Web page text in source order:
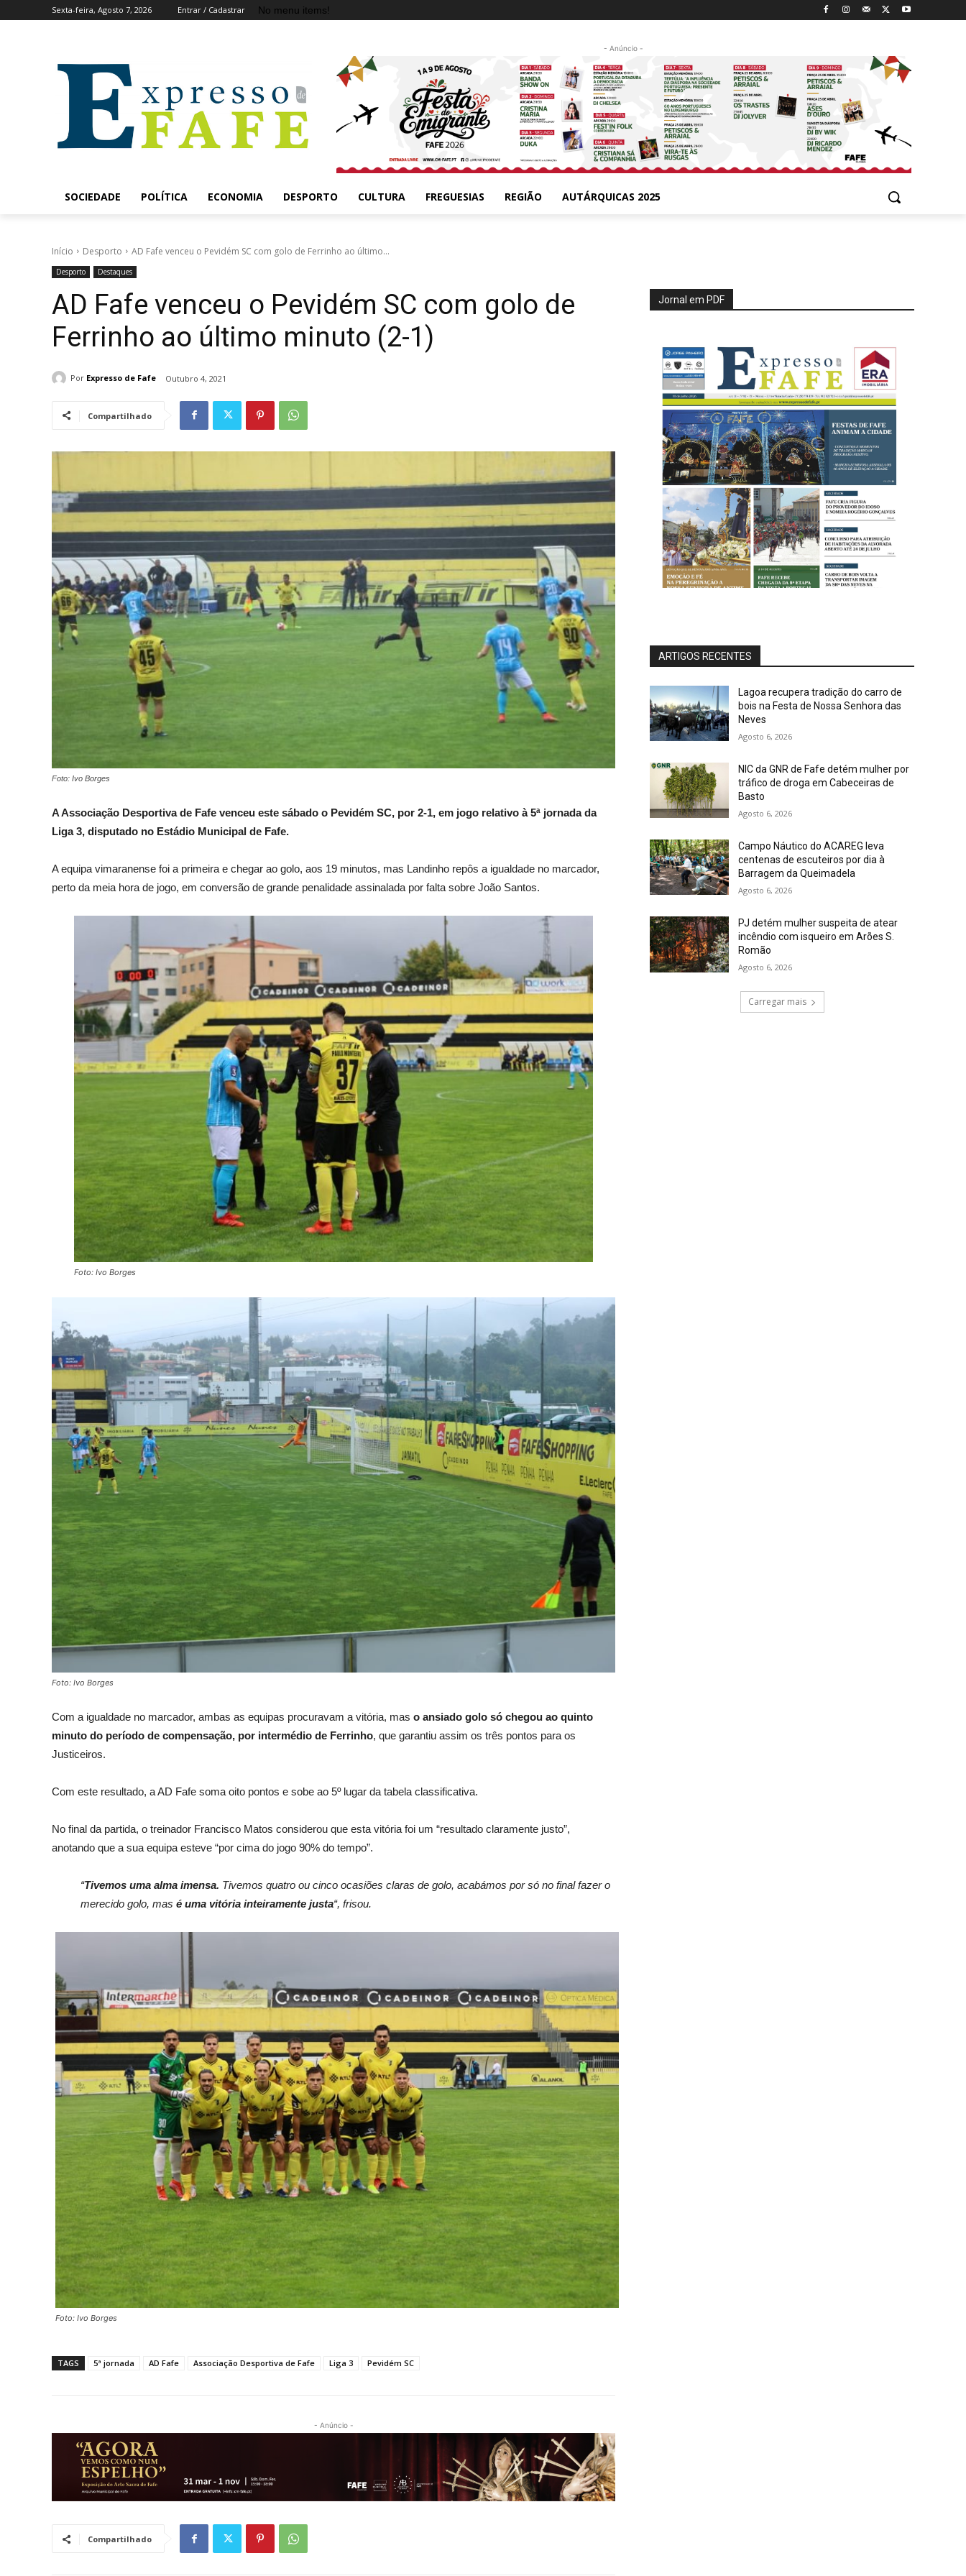
Sexta-feira, Agosto 7, 2026 Entrar / Cadastrar No menu items!
- Anúncio -
SOCIEDADE POLÍTICA ECONOMIA DESPORTO CULTURA FREGUESIAS REGIÃO AUTÁRQUICAS 2025
Início Desporto AD Fafe venceu o Pevidém SC com golo de Ferrinho ao último...
Desporto Destaques
AD Fafe venceu o Pevidém SC com golo de
Ferrinho ao último minuto (2-1)
Por Expresso de Fafe Outubro 4, 2021
Compartilhado
Foto: Ivo Borges
A Associação Desportiva de Fafe venceu este sábado o Pevidém SC, por 2-1, em jogo relativo à 5ª jornada da
Liga 3, disputado no Estádio Municipal de Fafe.
A equipa vimaranense foi a primeira e chegar ao golo, aos 19 minutos, mas Landinho repôs a igualdade no marcador,
perto da meia hora de jogo, em conversão de grande penalidade assinalada por falta sobre João Santos.
Foto: Ivo Borges
Foto: Ivo Borges
Com a igualdade no marcador, ambas as equipas procuravam a vitória, mas o ansiado golo só chegou ao quinto
minuto do período de compensação, por intermédio de Ferrinho, que garantiu assim os três pontos para os
Justiceiros.
Com este resultado, a AD Fafe soma oito pontos e sobe ao 5º lugar da tabela classificativa.
No final da partida, o treinador Francisco Matos considerou que esta vitória foi um “resultado claramente justo”,
anotando que a sua equipa esteve “por cima do jogo 90% do tempo”.
“Tivemos uma alma imensa. Tivemos quatro ou cinco ocasiões claras de golo, acabámos por só no final fazer o
merecido golo, mas é uma vitória inteiramente justa“, frisou.
Foto: Ivo Borges
TAGS 5ª jornada AD Fafe Associação Desportiva de Fafe Liga 3 Pevidém SC
- Anúncio -
Compartilhado
Jornal em PDF
ARTIGOS RECENTES
Lagoa recupera tradição do carro de
bois na Festa de Nossa Senhora das
Neves
Agosto 6, 2026
NIC da GNR de Fafe detém mulher por
tráfico de droga em Cabeceiras de
Basto
Agosto 6, 2026
Campo Náutico do ACAREG leva
centenas de escuteiros por dia à
Barragem da Queimadela
Agosto 6, 2026
PJ detém mulher suspeita de atear
incêndio com isqueiro em Arões S.
Romão
Agosto 6, 2026
Carregar mais